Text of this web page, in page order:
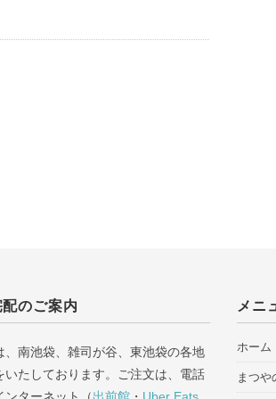
のご案内
、南池袋、雑司が谷、東池袋の各地
いたしております。ご注文は、電話
メニ
ホーム
まつや